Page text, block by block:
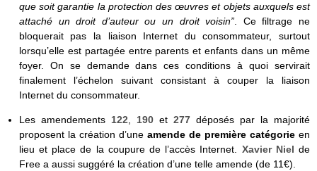
que soit garantie la protection des œuvres et objets auxquels est
attaché un droit d’auteur ou un droit voisin”. Ce filtrage ne
bloquerait pas la liaison Internet du consommateur, surtout
lorsqu’elle est partagée entre parents et enfants dans un même
foyer. On se demande dans ces conditions à quoi servirait
finalement l’échelon suivant consistant à couper la liaison
Internet du consommateur.
Les amendements 122, 190et 277déposés par la majorité
proposent la création d’une amende de première catégorieen
lieu et place de la coupure de l’accès Internet. Xavier Niel de
Free a aussi suggéré la création d’une telle amende (de 11€).